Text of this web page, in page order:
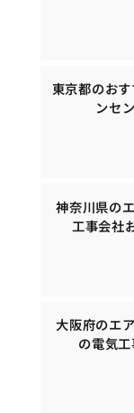
東京都のお
ンセ
神奈川県の
工事会社
大阪府のエ
の電気